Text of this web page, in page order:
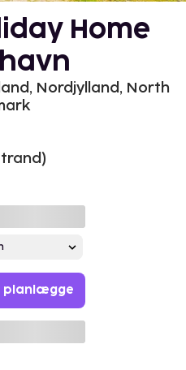
Home
Nordjylland, North
planlægge